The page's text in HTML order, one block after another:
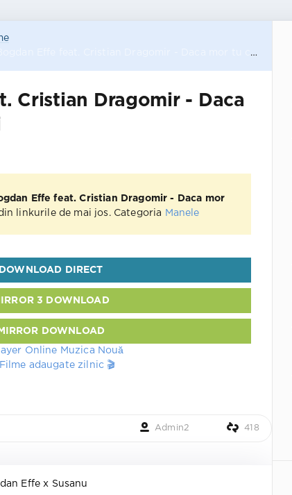
Cristian Dragomir - Daca
Effe feat. Cristian Dragomir - Daca mor
linkurile de mai jos. Categoria Manele
DOWNLOAD DIRECT
3 DOWNLOAD
MIRROR DOWNLOAD
Online Muzica Nouă
adaugate zilnic 🎬
Admin2 418
Effe x Susanu